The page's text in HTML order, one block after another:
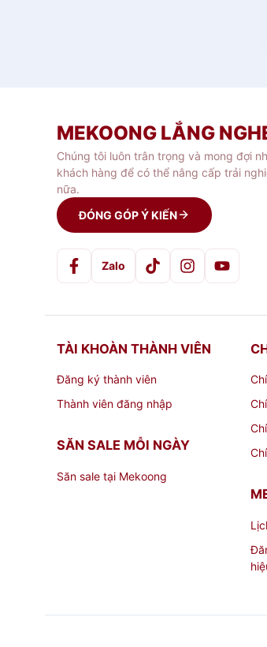
MEKOONG LẮNG
Chúng tôi luôn trân trọng và mong đợi
khách hàng để có thể nâng cấp trải
nữa.
ĐÓNG GÓP Ý KIẾN
Zalo
TÀI KHOÀN THÀNH VIÊN
Đăng ký thành viên
Thành viên đăng nhập
SĂN SALE MỖI NGÀY
Săn sale tại Mekoong